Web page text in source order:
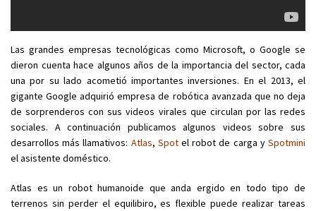
Las grandes empresas tecnológicas como Microsoft, o Google se
dieron cuenta hace algunos años de la importancia del sector, cada
una por su lado acometió importantes inversiones. En el 2013, el
gigante Google adquirió empresa de robótica avanzada que no deja
de sorprenderos con sus videos virales que circulan por las redes
sociales. A continuación publicamos algunos videos sobre sus
desarrollos más llamativos: Atlas, Spotel robot de carga ySpotmini
el asistente doméstico.
Atlas es un robot humanoide que anda ergido en todo tipo de
terrenos sin perder el equilibiro, es flexible puede realizar tareas